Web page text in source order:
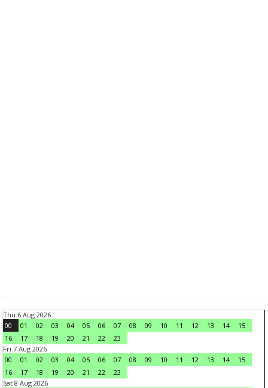
Thu 6 Aug 2026
00
01 02 03 04 05 06 07 08 09 10 11 12 13 14
15
16
17 18 19 20 21 22
23
Fri 7 Aug 2026
00
01 02 03 04 05 06 07 08 09 10 11 12 13 14
15
16
17 18 19 20 21 22
23
Sat 8 Aug 2026